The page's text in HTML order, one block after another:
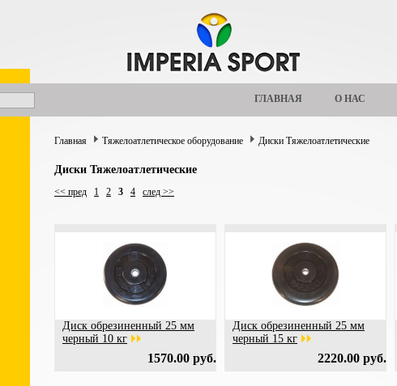
ГЛАВНАЯ О НАС
Главная Тяжелоатлетическое оборудование Диски Тяжелоатлетические
Диски Тяжелоатлетические
<< пред 1 2 3 4 след >>
Диск обрезиненный 25 мм
черный 10 кг
1570.00 руб.
Диск обрезиненный 25 мм
черный 15 кг
2220.00 руб.